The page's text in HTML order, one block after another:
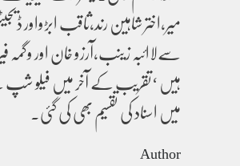
میر،اختر شاہین رند،ثاقب ابڑواور
سےلاائبہ زینب،آرزو خان اور وگمہ
ہیں ‘تقریب کے آخر میں فیلو
میں اسناد کی تقسیم بھی کی گئی۔
Author